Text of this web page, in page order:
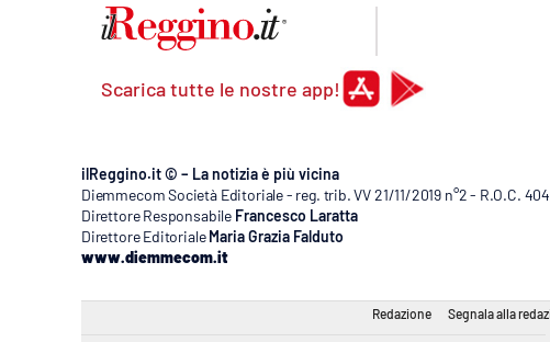
Scarica tutte le nostre app!
ilReggino.it © – La notizia è più vicina
Diemmecom Società Editoriale - reg. trib. VV 21/11/2019 n°2 - R.O.C.
Direttore Responsabile Francesco Laratta
Direttore Editoriale Maria Grazia Falduto
www.diemmecom.it
Redazione Segnala alla